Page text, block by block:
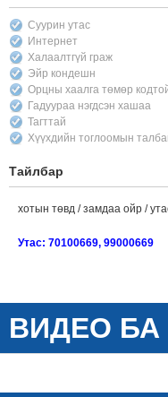
Суурин утас
Интернет
Халаалтгүй граж
Эйр кондешн
Орцны хаалга төмөр
Гадуураа нэгдсэн хашаа
Тагттай
Хүүхдийн тоглоомын
Тайлбар
хотын төвд / замдаа ойр /
Утас: 70100669, 99000669
ВИДЕО БА